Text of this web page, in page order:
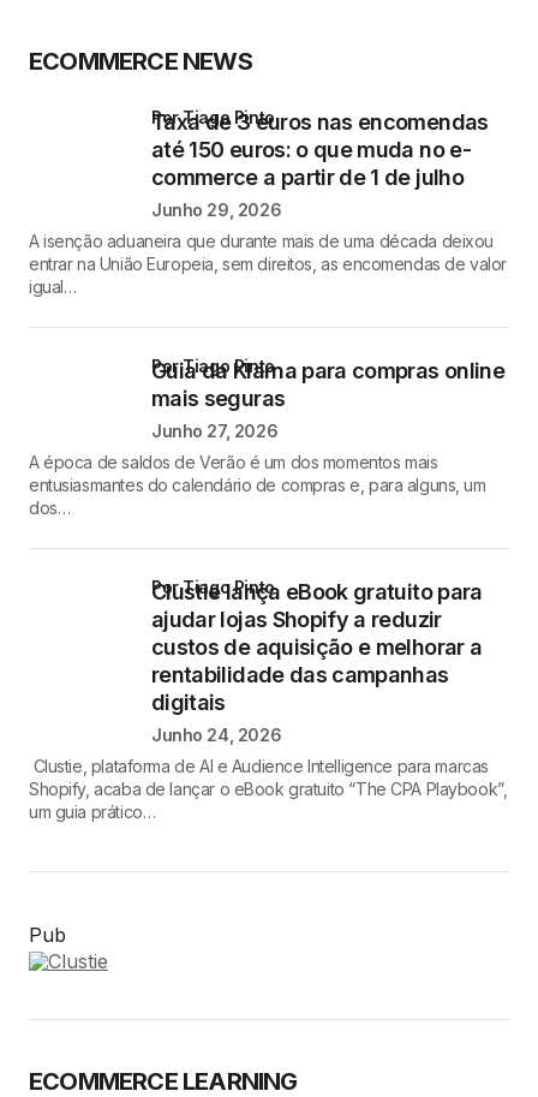
ECOMMERCE NEWS
Taxa de 3 euros nas encomendas
até 150 euros: o que muda no e-
commerce a partir de 1 de julho
por Tiago Pinto
Junho 29, 2026
A isenção aduaneira que durante mais de uma década deixou
entrar na União Europeia, sem direitos, as encomendas de valor
igual…
Guia da Klarna para compras online
mais seguras
por Tiago Pinto
Junho 27, 2026
A época de saldos de Verão é um dos momentos mais
entusiasmantes do calendário de compras e, para alguns, um
dos…
Clustie lança eBook gratuito para
ajudar lojas Shopify a reduzir
custos de aquisição e melhorar a
rentabilidade das campanhas
digitais
por Tiago Pinto
Junho 24, 2026
Clustie, plataforma de AI e Audience Intelligence para marcas
Shopify, acaba de lançar o eBook gratuito “The CPA Playbook”,
um guia prático…
Pub
ECOMMERCE LEARNING